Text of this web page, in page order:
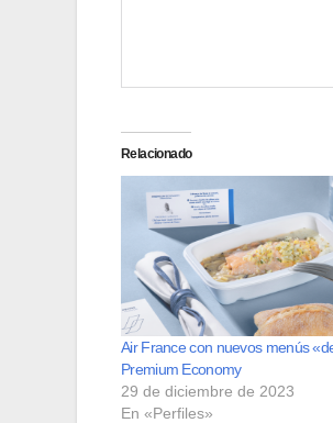
Relacionado
Air France con nuevos menús
Premium Economy
29 de diciembre de 2023
En «Perfiles»